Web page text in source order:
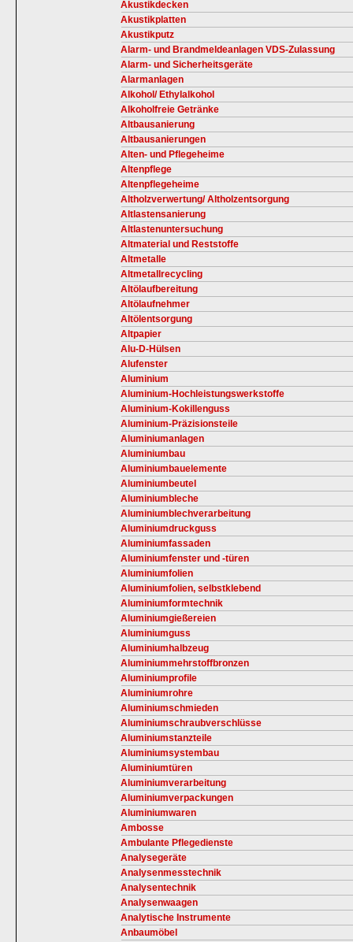
Akustikdecken
Akustikplatten
Akustikputz
Alarm- und Brandmeldeanlagen VDS-Zulassung
Alarm- und Sicherheitsgeräte
Alarmanlagen
Alkohol/ Ethylalkohol
Alkoholfreie Getränke
Altbausanierung
Altbausanierungen
Alten- und Pflegeheime
Altenpflege
Altenpflegeheime
Altholzverwertung/ Altholzentsorgung
Altlastensanierung
Altlastenuntersuchung
Altmaterial und Reststoffe
Altmetalle
Altmetallrecycling
Altölaufbereitung
Altölaufnehmer
Altölentsorgung
Altpapier
Alu-D-Hülsen
Alufenster
Aluminium
Aluminium-Hochleistungswerkstoffe
Aluminium-Kokillenguss
Aluminium-Präzisionsteile
Aluminiumanlagen
Aluminiumbau
Aluminiumbauelemente
Aluminiumbeutel
Aluminiumbleche
Aluminiumblechverarbeitung
Aluminiumdruckguss
Aluminiumfassaden
Aluminiumfenster und -türen
Aluminiumfolien
Aluminiumfolien, selbstklebend
Aluminiumformtechnik
Aluminiumgießereien
Aluminiumguss
Aluminiumhalbzeug
Aluminiummehrstoffbronzen
Aluminiumprofile
Aluminiumrohre
Aluminiumschmieden
Aluminiumschraubverschlüsse
Aluminiumstanzteile
Aluminiumsystembau
Aluminiumtüren
Aluminiumverarbeitung
Aluminiumverpackungen
Aluminiumwaren
Ambosse
Ambulante Pflegedienste
Analysegeräte
Analysenmesstechnik
Analysentechnik
Analysenwaagen
Analytische Instrumente
Anbaumöbel